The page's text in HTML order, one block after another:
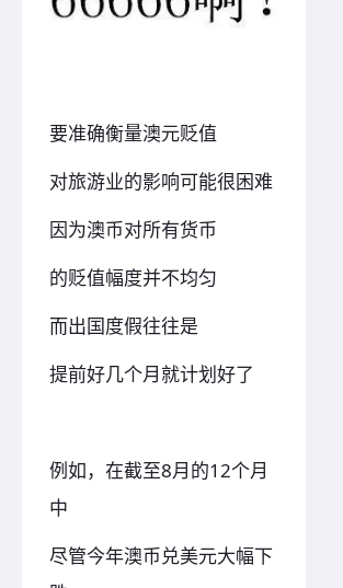
要准确衡量澳元贬值
对旅游业的影响可能很困难
因为澳币对所有货币
的贬值幅度并不均匀
而出国度假往往是
提前好几个月就计划好了
例如，在截至8月的12个月
中
尽管今年澳币兑美元大幅下